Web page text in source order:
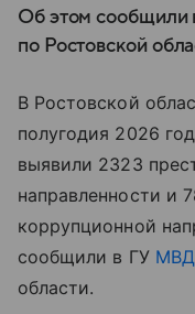
Об этом
по Ростовской
В Ростовской
полугодия 2026
выявили 2323
направленности и
коррупционной
сообщили в ГУ МВД
области.